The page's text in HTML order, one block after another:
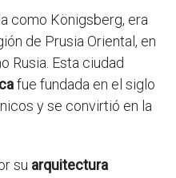
como Königsberg, era
de Prusia Oriental, en
Rusia. Esta ciudad
fue fundada en el siglo
y se convirtió en la
su arquitectura